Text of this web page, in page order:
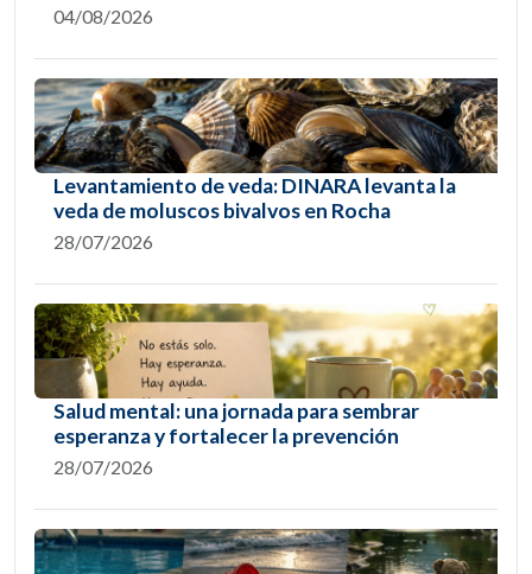
04/08/2026
Levantamiento de veda: DINARA levanta la
veda de moluscos bivalvos en Rocha
28/07/2026
Salud mental: una jornada para sembrar
esperanza y fortalecer la prevención
28/07/2026